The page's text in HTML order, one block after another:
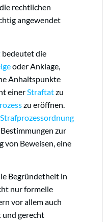
rechtlichen
angewendet
bedeutet die
oder Anklage,
Anhaltspunkte
einer Straftatzu
zu eröffnen.
Strafprozessordnung
zur
von Beweisen, eine
Begründetheit in
nur formelle
vor allem auch
und gerecht